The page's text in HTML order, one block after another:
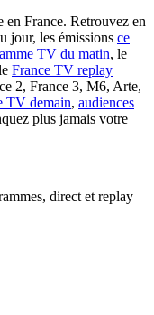
France. Retrouvez en
jour, les émissions ce
TV du matin, le
France TV replay
2, France 3, M6, Arte,
TV demain, audiences
plus jamais votre
direct et replay